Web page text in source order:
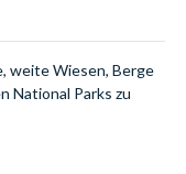
weite Wiesen, Berge
National Parks zu